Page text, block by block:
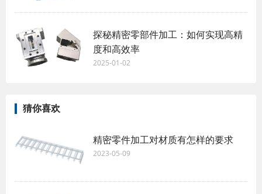
探秘精密零部件加工：如何实现高精
度和高效率
2025-01-02
猜你喜欢
精密零件加工对材质有怎样的要求
2023-05-09